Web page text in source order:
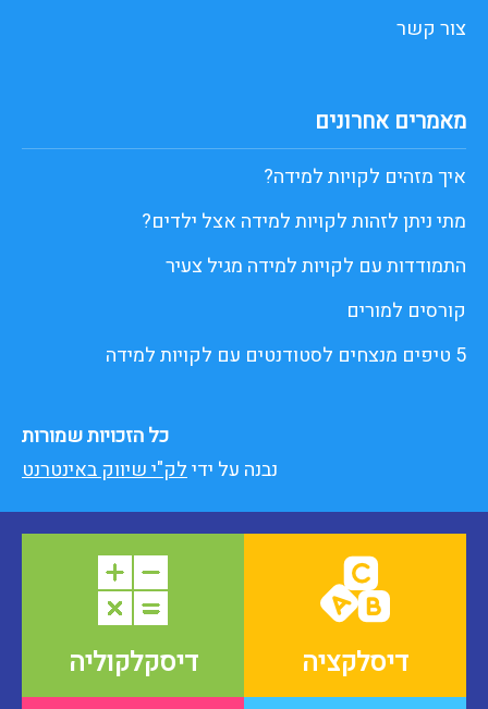
דיסלקציה דיסקלקוליה
צור קשר
מאמרים אחרונים
איך מזהים לקויות למידה?
מתי ניתן לזהות לקויות למידה אצל ילדים?
התמודדות עם לקויות למידה מגיל צעיר
קורסים למורים
5 טיפים מנצחים לסטודנטים עם לקויות למידה
כל הזכויות שמורות
נבנה על ידילק"י שיווק באינטרנט